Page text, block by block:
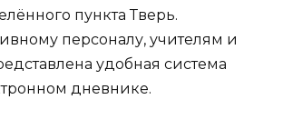
пункта Тверь.
персоналу, учителям и
удобная система
дневнике.